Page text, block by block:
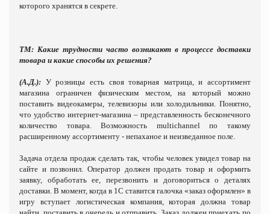
которого хранятся в секрете.
ТМ: Какие трудности часто возникают в процессе доставки
товара и какие способы их решения?
(А.Д.): У розницы есть своя товарная матрица, и ассортимент
магазина ограничен физическим местом, на который можно
поставить видеокамеры, телевизоры или холодильники. Понятно,
что удобство интернет-магазина – представленность бесконечного
количество товара. Возможность multichannel по такому
расширенному ассортименту - непаханое и неизведанное поле.
Задача отдела продаж сделать так, чтобы человек увидел товар на
сайте и позвонил. Оператор должен продать товар и оформить
заявку, обработать ее, перезвонить и договориться о деталях
доставки. В момент, когда в 1С ставится галочка «заказ оформлен» в
игру вступает логистическая компания, которая должна товар